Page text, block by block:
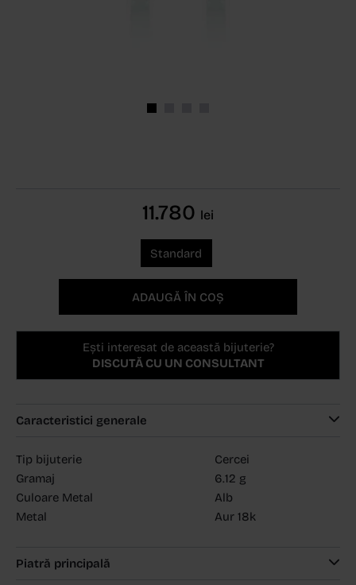
11.780 lei
Standard
ADAUGĂ ÎN COȘ
Ești interesat de această bijuterie?
DISCUTĂ CU UN CONSULTANT
Caracteristici generale
Tip bijuterie
Cercei
Gramaj
6.12 g
Culoare Metal
Alb
Metal
Aur 18k
Piatră principală